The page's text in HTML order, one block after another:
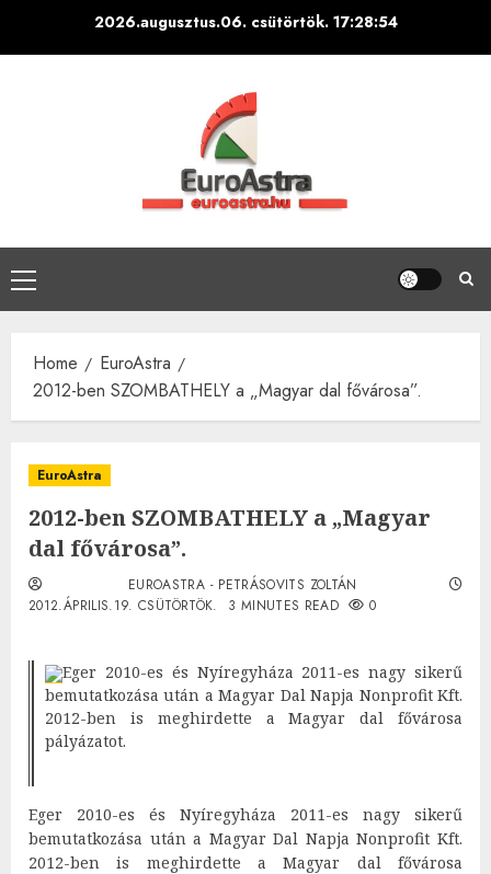
2026.augusztus.06. csütörtök. 17:28:55
Primary
Menu
Home
EuroAstra
2012-ben SZOMBATHELY a „Magyar dal fővárosa”.
EuroAstra
2012-ben SZOMBATHELY a „Magyar
dal fővárosa”.
EUROASTRA - PETRÁSOVITS ZOLTÁN
2012.ÁPRILIS.19. CSÜTÖRTÖK.
3 MINUTES READ 0
Eger 2010-es és Nyíregyháza 2011-es nagy sikerű
bemutatkozása után a Magyar Dal Napja Nonprofit Kft.
2012-ben is meghirdette a Magyar dal fővárosa
pályázatot.
Eger 2010-es és Nyíregyháza 2011-es nagy sikerű
bemutatkozása után a Magyar Dal Napja Nonprofit Kft.
2012-ben is meghirdette a Magyar dal fővárosa